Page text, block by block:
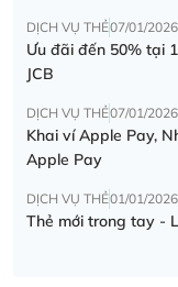
DỊCH VỤ THẺ07/01/2026
Ưu đãi đến 50% tại
JCB
DỊCH VỤ THẺ07/01/2026
Khai ví Apple Pay,
Apple Pay
DỊCH VỤ THẺ01/01/2026
Thẻ mới trong tay -